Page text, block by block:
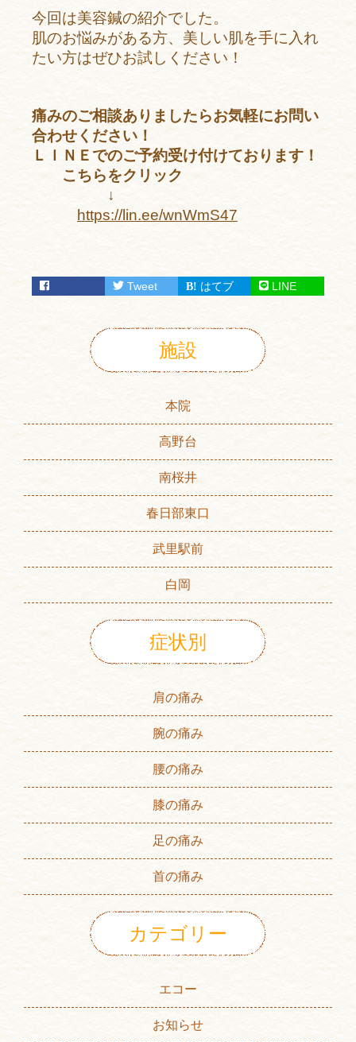
今回は美容鍼の紹介でした。
肌のお悩みがある方、美しい肌を手に入れ
たい方はぜひお試しください！
痛みのご相談ありましたらお気軽にお問い
合わせください！
ＬＩＮＥでのご予約受け付けております！
こちらをクリック
↓
https://lin.ee/wnWmS47
Tweet はてブ LINE
施設
本院
高野台
南桜井
春日部東口
武里駅前
白岡
症状別
肩の痛み
腕の痛み
腰の痛み
膝の痛み
足の痛み
首の痛み
カテゴリー
エコー
お知らせ